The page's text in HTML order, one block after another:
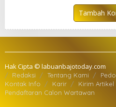
Tambah
Hak Cipta © labuanbajotoday.com
Redaksi Tentang Kami
Kontak Info
Karir
Kirim Artikel
Pendaftaran Calon Wartawan